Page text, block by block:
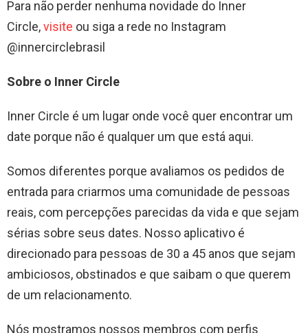
Para não perder nenhuma novidade do Inner
Circle,visite ou siga a rede no Instagram
@innercirclebrasil
Sobre o Inner Circle
Inner Circle é um lugar onde você quer encontrar um
date porque não é qualquer um que está aqui.
Somos diferentes porque avaliamos os pedidos de
entrada para criarmos uma comunidade de pessoas
reais, com percepções parecidas da vida e que sejam
sérias sobre seus dates. Nosso aplicativo é
direcionado para pessoas de 30 a 45 anos que sejam
ambiciosos, obstinados e que saibam o que querem
de um relacionamento.
Nós mostramos nossos membros com perfis